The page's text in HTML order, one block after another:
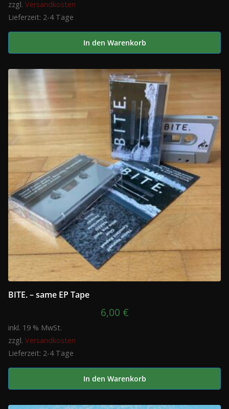
zzgl. Versandkosten
Lieferzeit: 2-4 Tage
In den Warenkorb
BITE. – same EP Tape
6,00 €
inkl. 19 % MwSt.
zzgl. Versandkosten
Lieferzeit: 2-4 Tage
In den Warenkorb